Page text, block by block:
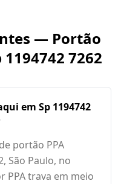
— Portão
1194742 7262
em Sp 1194742
portão PPA
São Paulo, no
PPA trava em meio